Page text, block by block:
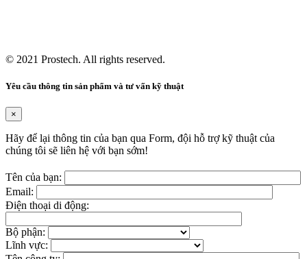
© 2021 Prostech. All rights reserved.
Yêu cầu thông tin sản phẩm và tư vấn kỹ thuật
×
Hãy để lại thông tin của bạn qua Form, đội hỗ trợ kỹ thuật của
chúng tôi sẽ liên hệ với bạn sớm!
Tên của bạn:
Email:
Điện thoại di động:
Bộ phận:
Lĩnh vực: